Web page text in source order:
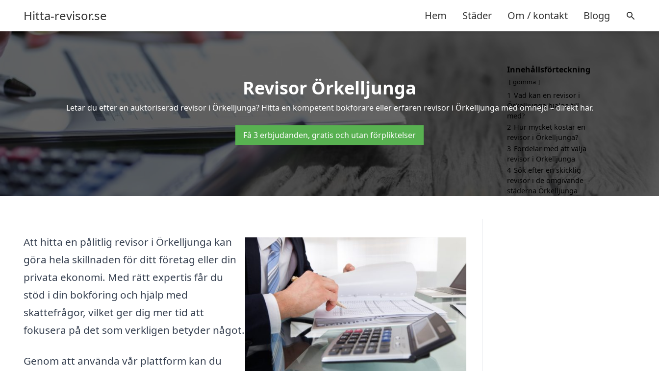
Hitta-revisor.se Hem Städer Om / kontakt Blogg
Revisor Örkelljunga
Letar du efter en auktoriserad revisor i Örkelljunga? Hitta en kompetent bokförare eller erfaren revisor i Örkelljunga med omnejd – direkt här.
Få 3 erbjudanden, gratis och utan förpliktelser
Att hitta en pålitlig revisor i Örkelljunga kan
göra hela skillnaden för ditt företag eller din
privata ekonomi. Med rätt expertis får du
stöd i din bokföring och hjälp med
skattefrågor, vilket ger dig mer tid att
fokusera på det som verkligen betyder något.
Genom att använda vår plattform kan du
Innehållsförteckning
gömma
1 Vad kan en revisor i
Örkelljunga hjälpa till
med?
2 Hur mycket kostar en
revisor i Örkelljunga?
3 Fördelar med att välja
revisor i Örkelljunga
4 Sök efter en skicklig
revisor i de omgivande
städerna Örkelljunga